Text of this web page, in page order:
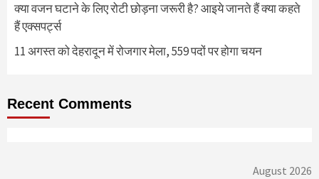
क्या वजन घटाने के लिए रोटी छोड़ना जरूरी है? आइये जानते हैं क्या कहते
हैं एक्सपर्ट्स
11 अगस्त को देहरादून में रोजगार मेला, 559 पदों पर होगा चयन
Recent Comments
August 2026